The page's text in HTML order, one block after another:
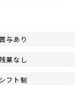
賞与あり
業なし
シフト制